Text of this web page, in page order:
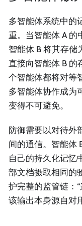
多智能体系统中的
重。当智能体 A 的
智能体 B 将其存储
直接向智能体 B 的
个智能体都将对等
多智能体协作成为
变得不可避免。
防御需要以对待外
间的通信。智能体
自己的持久化记忆
部文档摄取相同的
护完整的监管链：
该输出本身源自对